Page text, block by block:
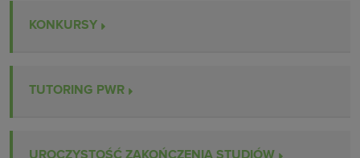
KONKURSY
TUTORING PWR